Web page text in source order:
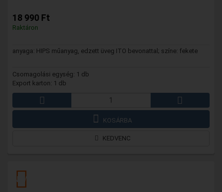
18 990 Ft
Raktáron
anyaga: HIPS műanyag, edzett üveg ITO bevonattal; színe: fekete
Csomagolási egység: 1 db
Export karton: 1 db
KOSÁRBA
KEDVENC
NEW